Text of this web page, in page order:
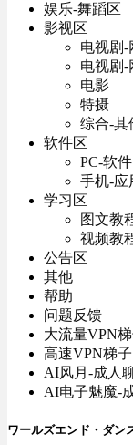
娱乐-舞蹈区
影视区
电视剧-
电视剧
电影
特摄
综合-其
软件区
PC-软件
手机-应
学习区
图文教
视频教
公告区
其他
帮助
问题反馈
大流量VPN
高速VPN梯
AI风月-成人
AI电子魅魔-
ワールズエンド・ダン